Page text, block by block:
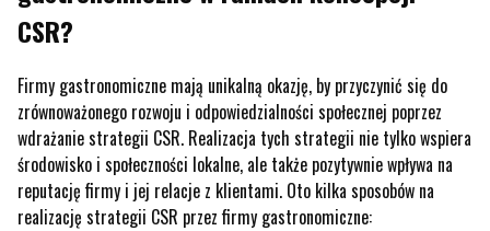
CSR?
Firmy gastronomiczne mają unikalną okazję, by przyczynić się do
zrównoważonego rozwoju i odpowiedzialności społecznej poprzez
wdrażanie strategii CSR. Realizacja tych strategii nie tylko wspiera
środowisko i społeczności lokalne, ale także pozytywnie wpływa na
reputację firmy i jej relacje z klientami. Oto kilka sposobów na
realizację strategii CSR przez firmy gastronomiczne: